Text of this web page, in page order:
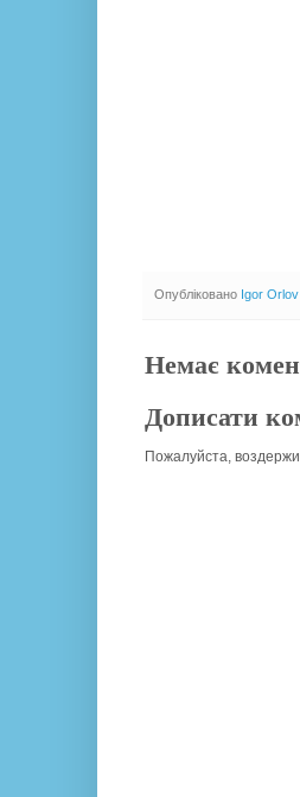
Опубліковано Igor Orlov
Немає
Дописати
Пожалуйста,